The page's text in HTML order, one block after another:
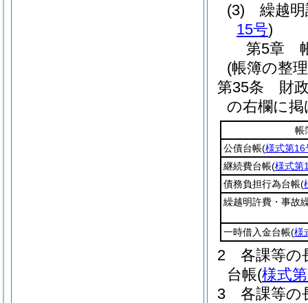
(3)
繰越
15号)
第5章
(帳簿の整
第35条
財
の右欄に
帳
公債台帳(様式第16
継続費台帳(様式第
債務負担行為台帳(
繰越明許費・事故
一時借入金台帳(様
2
各課等の
台帳(様式
3
各課等の